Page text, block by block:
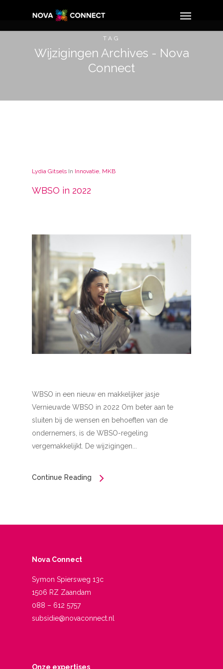
TAG
Wijzigingen Archives - Nova
Connect
Lydia Gitsels In Innovatie, MKB
WBSO in 2022
WBSO in een nieuw en makkelijker jasje
Vernieuwde WBSO in 2022 Om beter aan te
sluiten bij de wensen en behoeften van de
ondernemers, is de WBSO-regeling
vergemakkelijkt. De wijzigingen...
Continue Reading
Nova Connect
Symon Spiersweg 13c
1506 RZ Zaandam
088 – 612 5757
subsidie@novaconnect.nl
Onze expertises